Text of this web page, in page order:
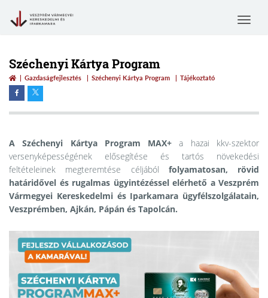
Toggle
Széchenyi Kártya Program
Gazdaságfejlesztés Széchenyi Kártya Program Tájékoztató
A Széchenyi Kártya Program MAX+ a hazai kkv-szektor
versenyképességének elősegítése és tartós növekedési
feltételeinek megteremtése céljából folyamatosan, rövid
határidővel és rugalmas ügyintézéssel elérhető a Veszprém
Vármegyei Kereskedelmi és Iparkamara ügyfélszolgálatain,
Veszprémben, Ajkán, Pápán és Tapolcán.